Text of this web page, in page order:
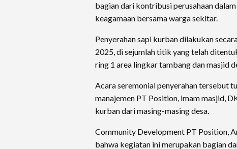
bagian dari kontribusi perusahaan
keagamaan bersama warga sekitar.
Penyerahan sapi kurban dilakukan
2025, di sejumlah titik yang telah
ring 1 area lingkar tambang dan masjid
Acara seremonial penyerahan tersebut
manajemen PT Position, imam masjid,
kurban dari masing-masing desa.
Community Development PT Position,
bahwa kegiatan ini merupakan bagian